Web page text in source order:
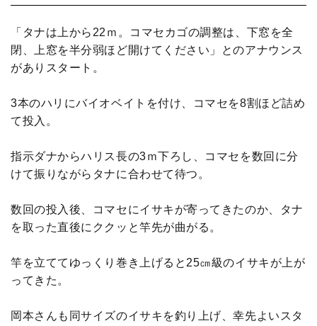
「タナは上から22ｍ。コマセカゴの調整は、下窓を全
閉、上窓を半分弱ほど開けてください」とのアナウンス
がありスタート。
3本のハリにバイオベイトを付け、コマセを8割ほど詰め
て投入。
指示ダナからハリス長の3ｍ下ろし、コマセを数回に分
けて振りながらタナに合わせて待つ。
数回の投入後、コマセにイサキが寄ってきたのか、タナ
を取った直後にククッと竿先が曲がる。
竿を立ててゆっくり巻き上げると25㎝級のイサキが上が
ってきた。
岡本さんも同サイズのイサキを釣り上げ、幸先よいスタ